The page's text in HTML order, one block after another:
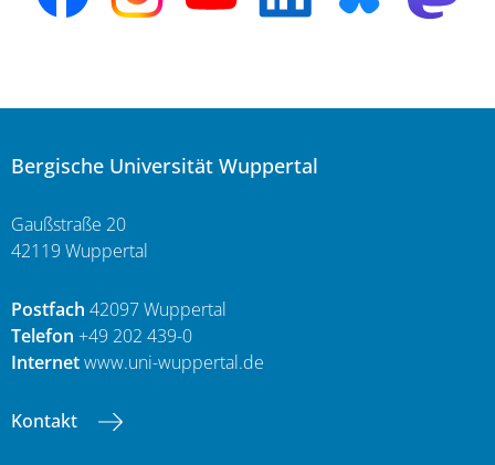
Bergische Universität Wuppertal
Gaußstraße 20
42119 Wuppertal
Postfach 42097 Wuppertal
Telefon +49 202 439-0
Internetwww.uni-wuppertal.de
Kontakt